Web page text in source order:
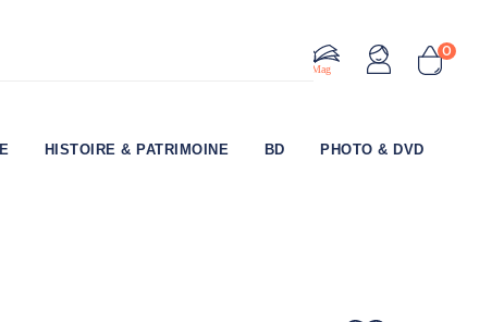
0
Le Mag
HISTOIRE & PATRIMOINE BD PHOTO & DVD